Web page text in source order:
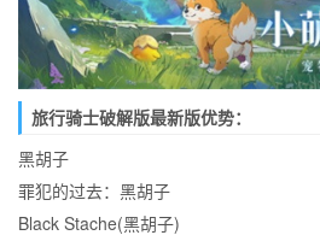
旅行骑士破解版最新版优势：
黑胡子
罪犯的过去：黑胡子
Black Stache(黑胡子)